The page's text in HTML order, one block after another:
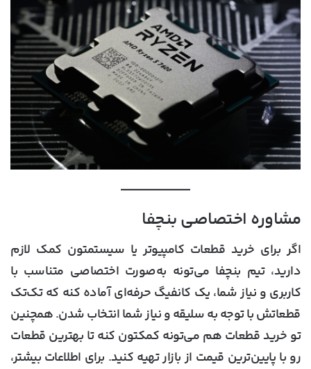
مشاوره اختصاصی بنچفا
اگر برای خرید قطعات کامپیوتر یا سیستمتون کمک لازم
دارید، تیم بنچفا می‌تونه به‌صورت اختصاصی متناسب با
کاربری و نیاز شما، یک کانفیگ حرفه‌ای آماده کنه که تک‌تک
قطعاتش با توجه به سلیقه و نیاز شما انتخاب شدن. همچنین
تو خرید قطعات هم می‌تونه کمکتون کنه تا بهترین قطعات
رو با پایین‌ترین قیمت از بازار تهیه کنید. برای اطلاعات بیشتر،